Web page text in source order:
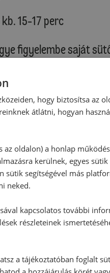
15-17 perc
figyelembe saját
a felhevített olajon
üvegesre
valamint a gombát
sütjük. Végül a
majd hagyjuk
spenótos tölteléket
helyett más sajtot is
hogy biztosítsa az
átlátni, hogyan
az oldalon) a honlap
kerülnek, egyes
sütik segítségével más
neked.
kapcsolatos további
részleteinek
a tájékoztatóban foglalt